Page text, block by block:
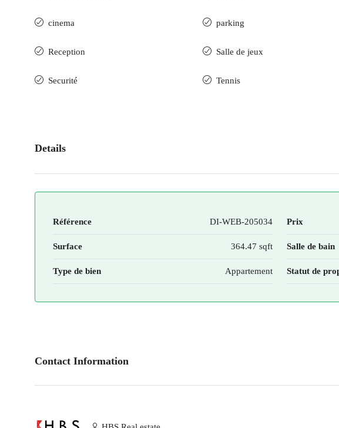
cinema parking
Reception Salle de jeux
Securité Tennis
Details
Référence DI-WEB-205034 Prix
Surface 364.47 sqft Salle de bain
Type de bien Appartement Statut de
Contact Information